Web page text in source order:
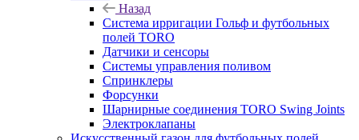
Назад
Система ирригации Гольф и футбольных
полей TORO
Датчики и сенсоры
Системы управления поливом
Спринклеры
Форсунки
Шарнирные соединения TORO Swing Joints
Электроклапаны